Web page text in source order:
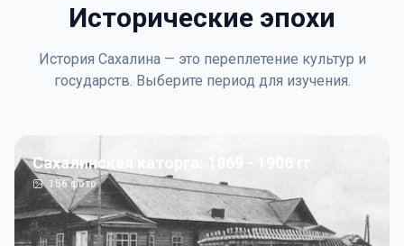
Исторические эпохи
История Сахалина — это переплетение культур и
государств. Выберите период для изучения.
Сахалинская каторга: 1869 - 1906 гг
156фото